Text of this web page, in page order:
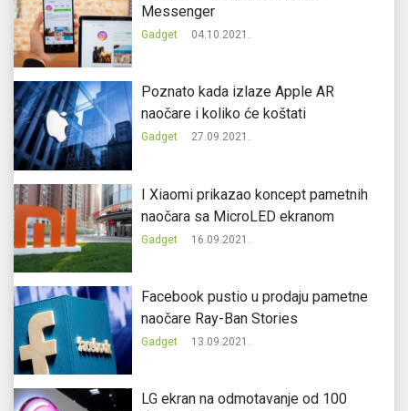
Messenger
Gadget 04.10.2021.
Poznato kada izlaze Apple AR
naočare i koliko će koštati
Gadget 27.09.2021.
I Xiaomi prikazao koncept pametnih
naočara sa MicroLED ekranom
Gadget 16.09.2021.
Facebook pustio u prodaju pametne
naočare Ray-Ban Stories
Gadget 13.09.2021.
LG ekran na odmotavanje od 100